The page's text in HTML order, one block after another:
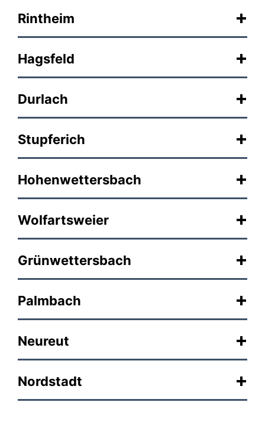
Rintheim
Hagsfeld
Durlach
Stupferich
Hohenwettersbach
Wolfartsweier
Grünwettersbach
Palmbach
Neureut
Nordstadt